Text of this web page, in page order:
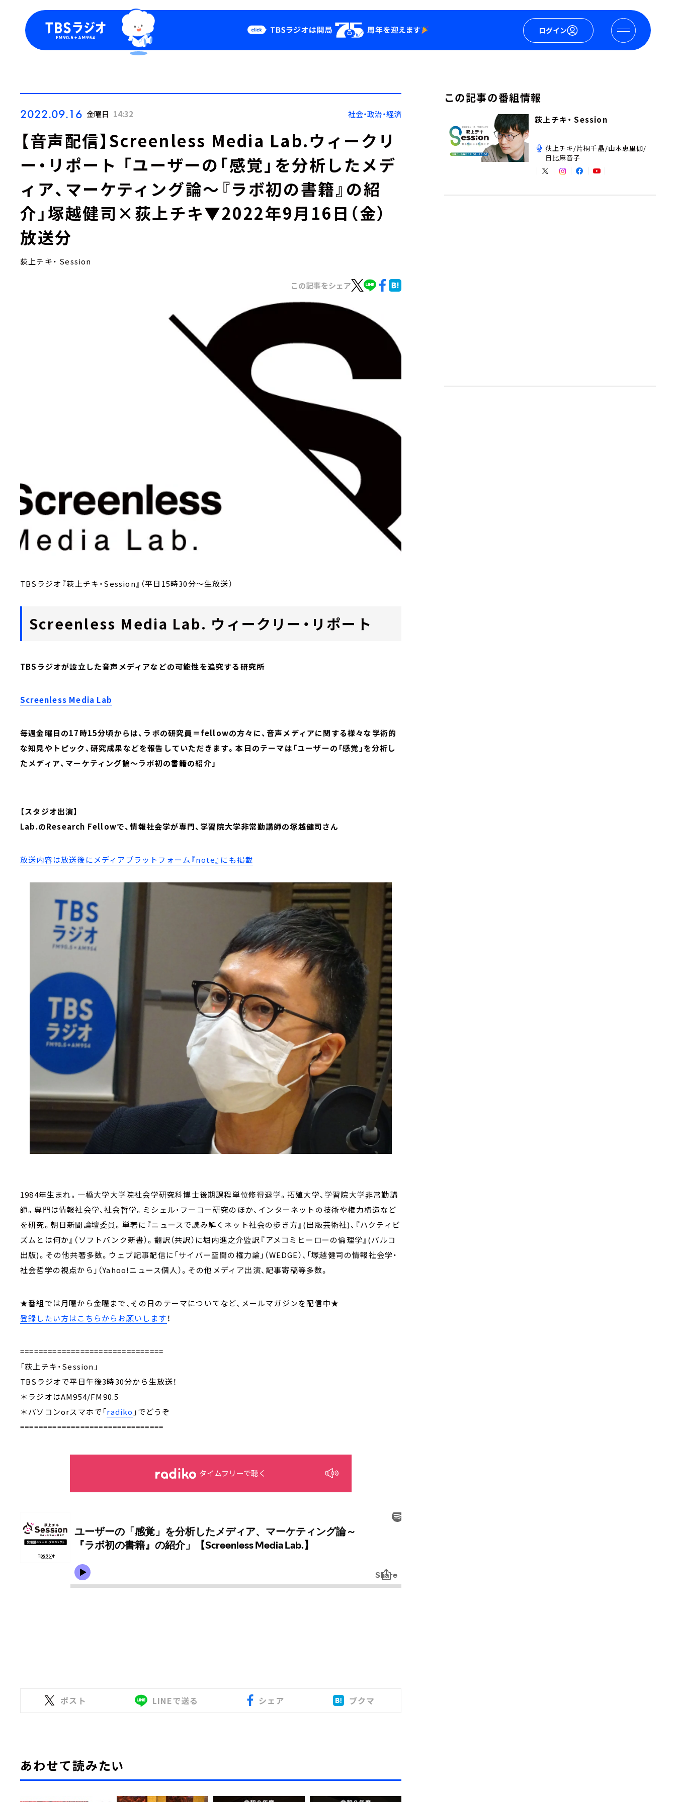
ログイン
Podcast
YouTube
会社情報
2022.09.16 金曜日 14:32 社会・政治・経済
【音声配信】Screenless Media Lab.ウィークリ
ー・リポート 「ユーザーの「感覚」を分析したメデ
ィア、マーケティング論～『ラボ初の書籍』の紹
介」塚越健司×荻上チキ▼2022年9月16日（金）
放送分
荻上チキ・ Session
この記事をシェア
TBSラジオ『荻上チキ・Session』（平日15時30分～生放送）
Screenless Media Lab. ウィークリー・リポート
TBSラジオが設立した音声メディアなどの可能性を追究する研究所
Screenless Media Lab
毎週金曜日の17時15分頃からは、ラボの研究員＝fellowの方々に、音声メディアに関する様々な学術的
な知見やトピック、研究成果などを報告していただきます。本日のテーマは「ユーザーの「感覚」を分析し
たメディア、マーケティング論～ラボ初の書籍の紹介」
【スタジオ出演】
Lab.のResearch Fellowで、情報社会学が専門、学習院大学非常勤講師の塚越健司さん
放送内容は放送後にメディアプラットフォーム『note』にも掲載
1984年生まれ。一橋大学大学院社会学研究科博士後期課程単位修得退学。拓殖大学、学習院大学非常勤講
師。専門は情報社会学、社会哲学。ミシェル・フーコー研究のほか、インターネットの技術や権力構造など
を研究。朝日新聞論壇委員。単著に『ニュースで読み解くネット社会の歩き方』(出版芸術社)、『ハクティビ
ズムとは何か』（ソフトバンク新書）。翻訳（共訳）に堀内進之介監訳『アメコミヒーローの倫理学』(パルコ
出版)。その他共著多数。ウェブ記事配信に「サイバー空間の権力論」（WEDGE）、「塚越健司の情報社会学・
社会哲学の視点から」（Yahoo!ニュース個人）。その他メディア出演、記事寄稿等多数。
★番組では月曜から金曜まで、その日のテーマについてなど、メールマガジンを配信中★
登録したい方はこちらからお願いします！
===============================
「荻上チキ・Session」
TBSラジオで平日午後3時30分から生放送！
＊ラジオはAM954/FM90.5
＊パソコンorスマホで「radiko 」でどうぞ
===============================
タイムフリーで聴く
ポスト LINEで送る シェア ブクマ
あわせて読みたい
この記事の番組情報
荻上チキ・ Session
荻上チキ/片桐千晶/山本恵里伽/
日比麻音子